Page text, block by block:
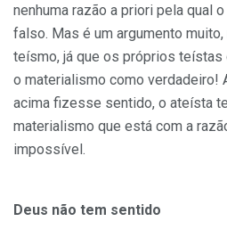
nenhuma razão a priori pela qual
falso. Mas é um argumento
teísmo, já que os próprios teístas
o materialismo como verdadeiro!
acima fizesse sentido, o ateísta
materialismo que está com a
impossível.
Deus não tem sentido